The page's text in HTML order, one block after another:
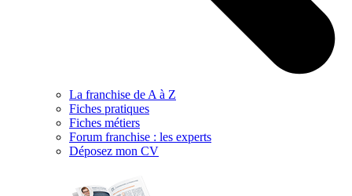
La franchise de A à Z
Fiches pratiques
Fiches métiers
Forum franchise : les experts
Déposez mon CV